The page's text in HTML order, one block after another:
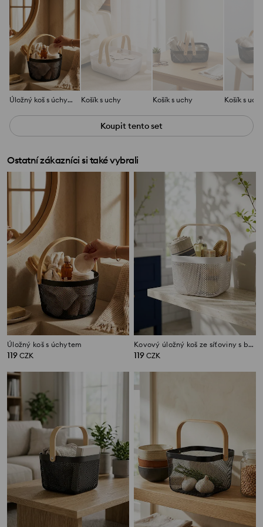
Úložný koš s úchytem Košík s uchy Košík s uchy Košík s
Koupit tento set
Ostatní zákazníci si také vybrali
Úložný koš s úchytem
119 CZK
Kovový úložný koš ze síťoviny s bambusovým držadlem
119 CZK